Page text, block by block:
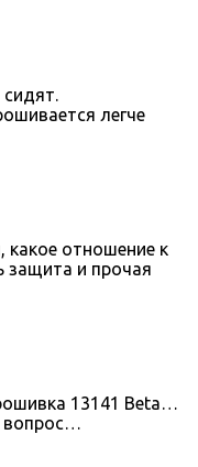
легче
какое отношение к
и прочая
13141 Beta…
вопрос…